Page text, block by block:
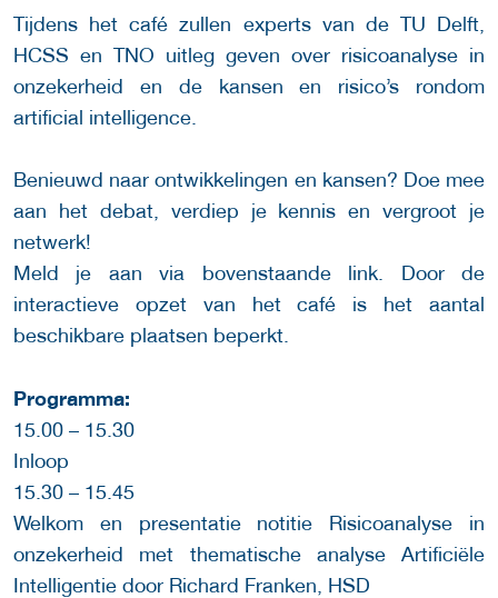
Tijdens het café zullen experts van de TU Delft,
HCSS en TNO uitleg geven over risicoanalyse in
onzekerheid en de kansen en risico’s rondom
artificial intelligence.
Benieuwd naar ontwikkelingen en kansen? Doe mee
aan het debat, verdiep je kennis en vergroot je
netwerk!
Meld je aan via bovenstaande link. Door de
interactieve opzet van het café is het aantal
beschikbare plaatsen beperkt.
Programma:
15.00 – 15.30
Inloop
15.30 – 15.45
Welkom en presentatie notitie Risicoanalyse in
onzekerheid met thematische analyse Artificiële
Intelligentie door Richard Franken, HSD